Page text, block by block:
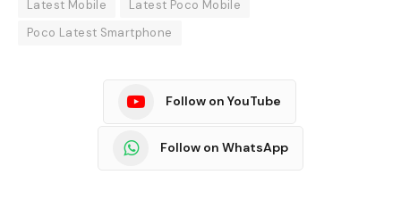
Latest Mobile
Latest Poco Mobile
Poco Latest Smartphone
Follow on YouTube
Follow on WhatsApp